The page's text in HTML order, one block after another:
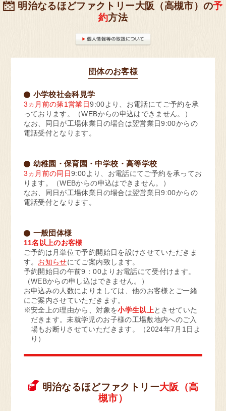
見学予約・お問い合わせ
お菓子の工場
明治なるほどファクトリー
大阪(高槻市)
見学予約・お問い合わせ
大阪府 貝塚市
乳製品の工場
見学予約・お問い合わせ
埼玉県 坂戸市
オンライン
明治なるほどファクトリー
坂戸
明治なるほどファクトリー大阪（高槻市）の予
約方法
団体のお客様
小学校社会科見学
3ヵ月前の第1営業日9:00より、お電話にてご予約を承
っております。（WEBからの申込はできません。）
なお、同日が工場休業日の場合は翌営業日9:00からの
電話受付となります。
幼稚園・保育園・中学校・高等学校
3ヵ月前の同日9:00より、お電話にてご予約を承ってお
ります。（WEBからの申込はできません。）
なお、同日が工場休業日の場合は翌営業日9:00からの
電話受付となります。
一般団体様
11名以上のお客様
ご予約は月単位で予約開始日を設けさせていただきま
す。 お知らせにてご案内致します。
予約開始日の午前9：00よりお電話にて受付けます。
（WEBからの申し込はできません。）
お申込みの人数によりましては、他のお客様とご一緒
にご案内させていただきます。
※安全上の理由から、対象を小学生以上とさせていた
だきます。未就学児のお子様の工場敷地内へのご入
場もお断りさせていただきます。（2024年7月1日よ
り）
明治なるほどファクトリー大阪（高
槻市）